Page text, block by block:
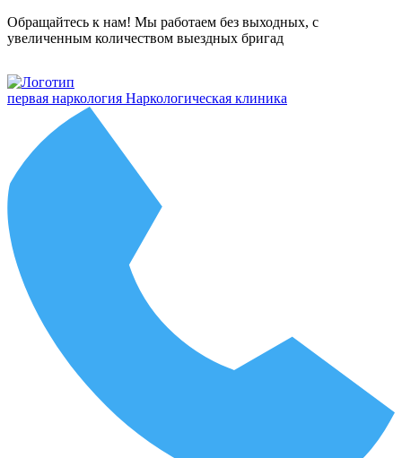
Обращайтесь к нам! Мы работаем без выходных, с
увеличенным количеством выездных бригад
первая наркология Наркологическая клиника